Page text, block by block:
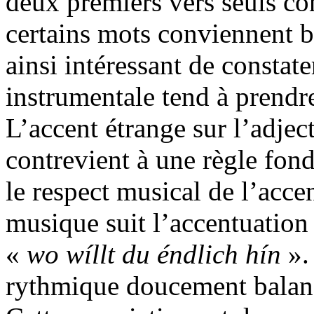
certains mots conviennent
ainsi intéressant de
instrumentale tend à
L’accent étrange sur
contrevient à une règle
le respect musical de
musique suit
« wo wíllt du éndlich hín
rythmique doucement